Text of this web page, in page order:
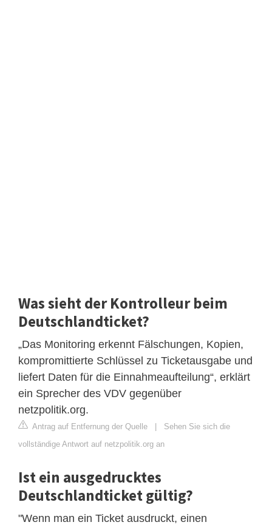
Was sieht der Kontrolleur beim
Deutschlandticket?
„Das Monitoring erkennt Fälschungen, Kopien,
kompromittierte Schlüssel zu Ticketausgabe und
liefert Daten für die Einnahmeaufteilung“, erklärt
ein Sprecher des VDV gegenüber
netzpolitik.org.
Antrag auf Entfernung der Quelle | Sehen Sie sich die
vollständige Antwort auf netzpolitik.org an
Ist ein ausgedrucktes
Deutschlandticket gültig?
"Wenn man ein Ticket ausdruckt, einen